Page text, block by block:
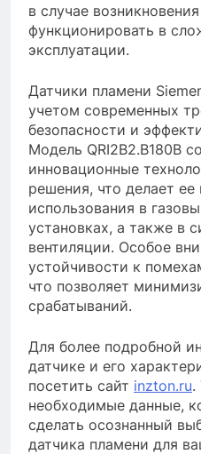
в случае
функционировать в
эксплуатации.
Датчики пламени
учетом современных
безопасности и
Модель QRI2B2.B180B
инновационные
решения, что делает ее
использования в
установках, а также в
вентиляции. Особое
устойчивости к
что позволяет
срабатываний.
Для более подробной
датчике и его
посетить сайт inzton.ru.
необходимые данные,
сделать осознанный
датчика пламени для